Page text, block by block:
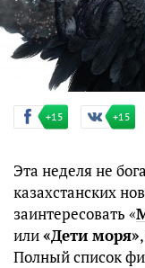
+15 +15
Эта неделя не
казахстанских
заинтересовать «
или«Дети моря»
Полный список